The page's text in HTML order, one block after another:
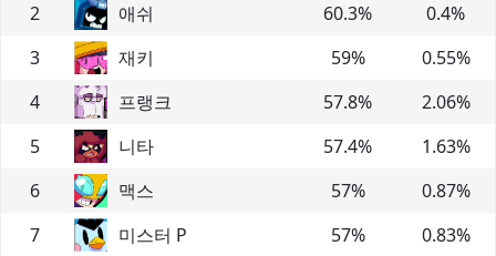
2
애쉬 60.3% 0.4%
3
재키 59% 0.55%
4
프랭크 57.8% 2.06%
5
니타 57.4% 1.63%
6
맥스 57% 0.87%
7
미스터 P 57% 0.83%